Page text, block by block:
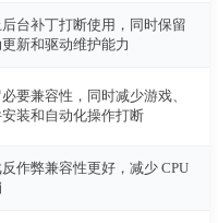
后台补丁打断使用，同时保留
新和驱动维护能力
要兼容性，同时减少游戏、
装和自动化操作打断
作弊兼容性更好，减少 CPU